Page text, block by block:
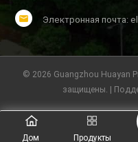
Электронная почта:
© 2026 Guangzhou Huayan
защищены. |
Дом Продукты